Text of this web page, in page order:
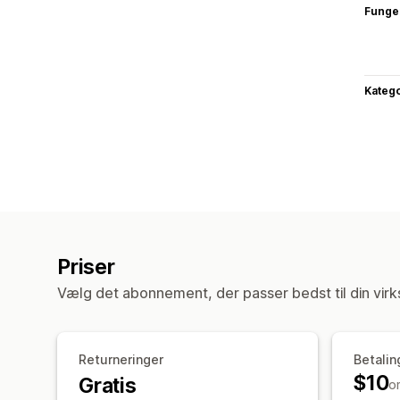
Priser
Vælg det abonnement, der passer bedst til din
Returneringer
Gratis $10